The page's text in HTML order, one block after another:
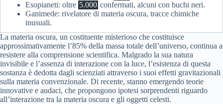
Esopianeti: oltre 5.000 confermati, alcuni con buchi neri.
Ganimede: rivelatore di materia oscura, tracce chimiche
inusuali.
La materia oscura, un costituente misterioso che costituisce
approssimativamente l’85% della massa totale dell’universo, continua a
resistere alla comprensione scientifica. Malgrado la sua natura
invisibile e l’assenza di interazione con la luce, l’esistenza di questa
sostanza è dedotta dagli scienziati attraverso i suoi effetti gravitazionali
sulla materia convenzionale. Di recente, stanno emergendo teorie
innovative e audaci, che propongono ipotesi sorprendenti riguardo
all’interazione tra la materia oscura e gli oggetti celesti.